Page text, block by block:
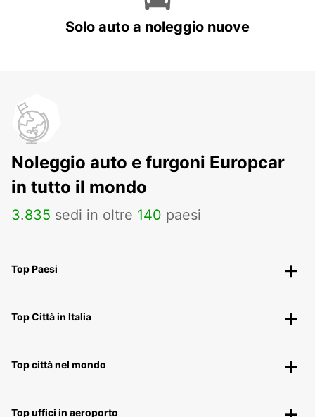
Solo auto a noleggio nuove
Noleggio auto e furgoni Europcar
in tutto il mondo
3.835 sedi in oltre 140 paesi
Top Paesi
Top Città in Italia
Top città nel mondo
Top uffici in aeroporto